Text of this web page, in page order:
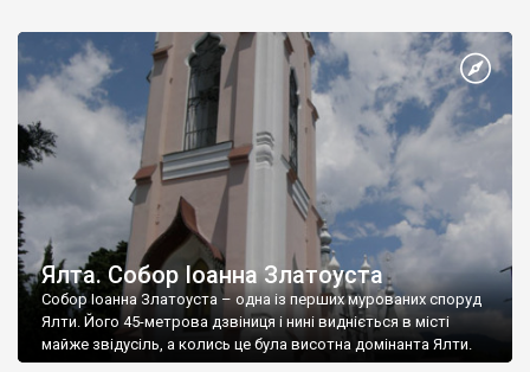
Ялта. Собор Іоанна Златоуста
Собор Іоанна Златоуста – одна із перших мурованих споруд
Ялти. Його 45-метрова дзвіниця і нині видніється в місті
майже звідусіль, а колись це була висотна домінанта Ялти.